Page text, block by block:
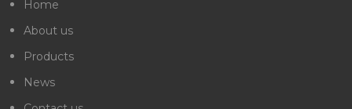
Home
About us
Products
News